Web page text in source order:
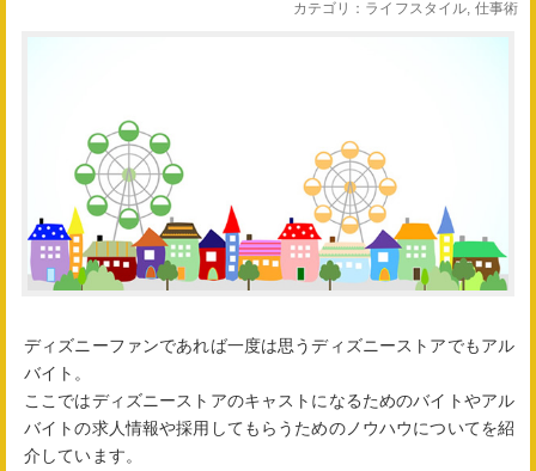
カテゴリ ライフスタイル 仕事術
ディズニーファンであれば一度は思うディズニーストアでもアル
バイト。
ここではディズニーストアのキャストになるためのバイトやアル
バイトの求人情報や採用してもらうためのノウハウについてを紹
介しています。